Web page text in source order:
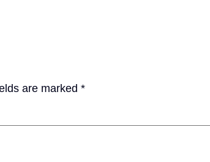
are marked *